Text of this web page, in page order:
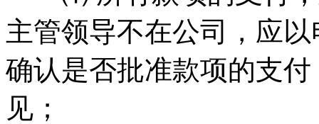
主管领导不在公司，应
确认是否批准款项的支
见；